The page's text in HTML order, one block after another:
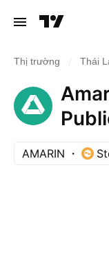
Thị trường Thái
AMARIN